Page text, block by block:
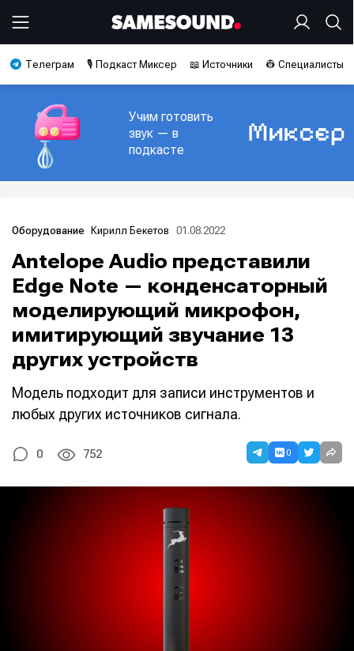
Телеграм 🎙️ Подкаст Миксер 📖 Источники 👷 Специалисты
Учим готовить
звук — в
подкасте
Оборудование Кирилл Бекетов 01.08.2022
Antelope Audio представили
Edge Note — конденсаторный
моделирующий микрофон,
имитирующий звучание 13
других устройств
Модель подходит для записи инструментов и
любых других источников сигнала.
0 752 0